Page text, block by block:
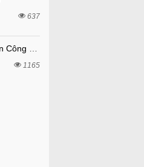
637
1165